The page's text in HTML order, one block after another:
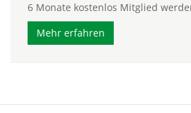
6 Monate kostenlos Mitglied
Mehr erfahren